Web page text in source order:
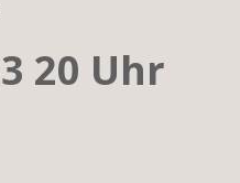
20 Uhr